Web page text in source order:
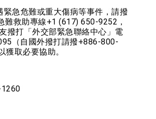
緊急危難或重大傷病等事件，請撥
難救助專線+1 (617) 650-9252，
撥打「外交部緊急聯絡中心」電
（自國外撥打請撥+886-800-
獲取必要協助。